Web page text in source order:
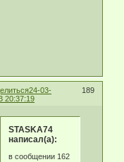
189
24-03-
20:37:19
STASKA74
написал(а):
в сообщении 162